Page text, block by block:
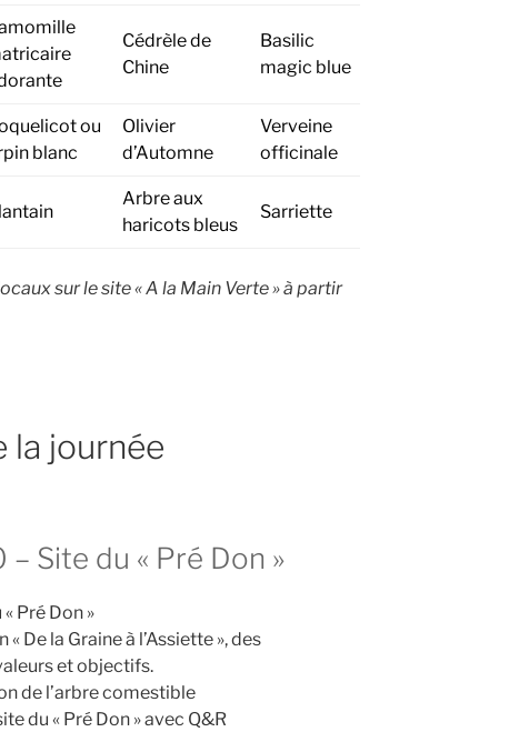
Cédrèle de
Chine
Basilic
magic blue
ou
blanc
Olivier
d’Automne
Verveine
officinale
Arbre aux
haricots bleus
Sarriette
sur le site « A la Main Verte » à partir
la journée
Site du « Pré Don »
Pré Don »
De la Graine à l’Assiette », des
et objectifs.
de l’arbre comestible
du « Pré Don » avec Q&R